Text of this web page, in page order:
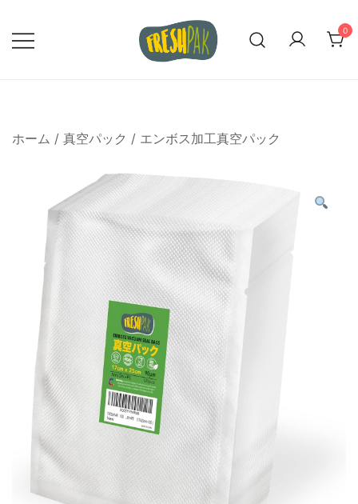
0
ホーム / 真空パック / エンボス加工真空パック